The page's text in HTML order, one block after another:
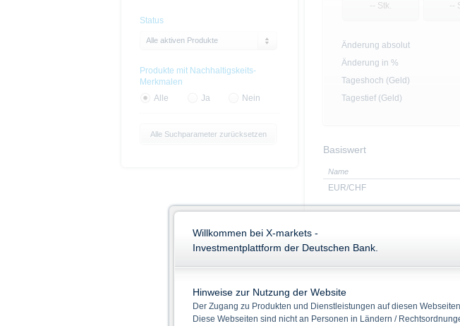
-- Stk. --
Änderung absolut
Änderung in %
Tageshoch (Geld)
Tagestief (Geld)
Basiswert
Name
EUR/CHF
WKN
ISIN
Bezugsverhältnis
Produkttyp
Status
Alle aktiven Produkte
Produkte mit Nachhaltigskeits-
Merkmalen
Alle
Ja Nein
Alle Suchparameter zurücksetzen
Willkommen bei X-markets -
Investmentplattform der Deutschen Bank.
Hinweise zur Nutzung der Website
Der Zugang zu Produkten und Dienstleistungen auf diesen
Diese Webseiten sind nicht an Personen in Ländern /